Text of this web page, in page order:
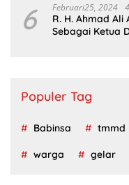
6 Februari25, 2024
R. H. Ahmad Ali
Sebagai Ketua
Populer Tag
Babinsa tmmd
warga gelar